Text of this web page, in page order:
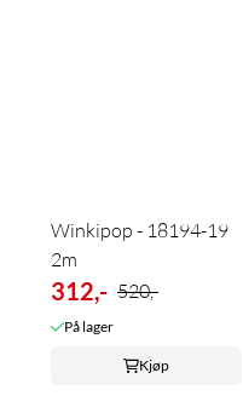
Winkipop - 18194-19
2m
312,- 520,-
På lager
Kjøp